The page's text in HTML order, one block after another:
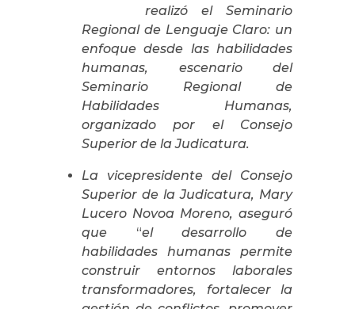
realizó el Seminario
Regional de Lenguaje Claro: un
enfoque desde las habilidades
humanas, escenario del
Seminario Regional de
Habilidades Humanas,
organizado por el Consejo
Superior de la Judicatura.
La vicepresidente del Consejo
Superior de la Judicatura, Mary
Lucero Novoa Moreno, aseguró
que “el desarrollo de
habilidades humanas permite
construir entornos laborales
transformadores, fortalecer la